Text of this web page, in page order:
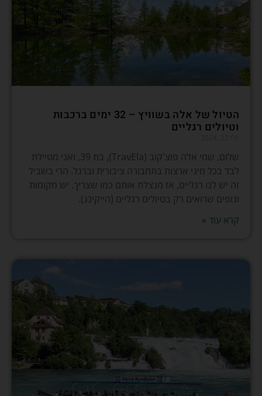
הטיול של אלה בשוויץ – 32 ימים ברכבות
וטיולים רגליים
שלום, שמי אלה פוצ'קוב (TravEla), בת 39, ואני מטיילת
לבד בכל מיני ארצות בתחבורה ציבורית וברגל. הרי בשביל
זה יש לנו רגליים, אז מנצלת אותם כמו שצריך. יש מקומות
ונופים שרואים רק בטיולים רגליים (הייקינג).
קרא עוד »